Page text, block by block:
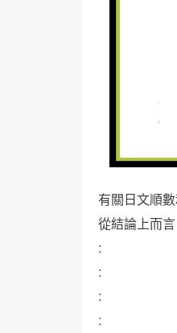
有關日文順
從結論上而
:
:
:
: